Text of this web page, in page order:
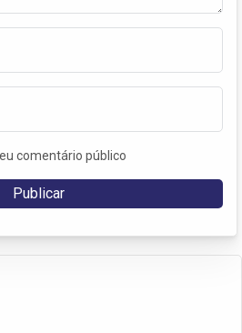
comentário público